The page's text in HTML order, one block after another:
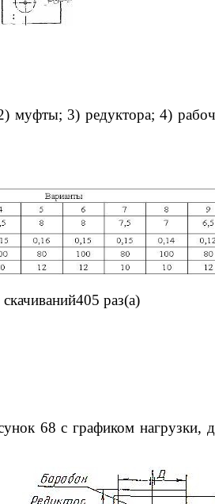
3) редуктора; 4)
скачиваний405 раз(а)
68 с графиком